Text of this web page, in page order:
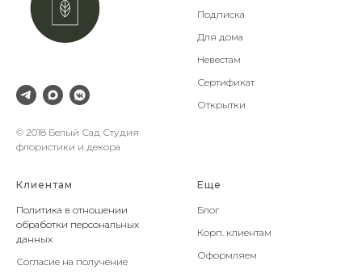
© 2018 Белый Сад Студия
флористики и декора
Подписка
Для дома
Невестам
Сертификат
Открытки
Клиентам
Политика в отношении
обработки персональных
данных
Согласие на получение
Еще
Блог
Корп. клиентам
Оформляем